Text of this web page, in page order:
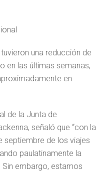
una reducción de
en las últimas semanas,
en
de la Junta de
señaló que “con la
septiembre de los viajes
paulatinamente la
embargo, estamos